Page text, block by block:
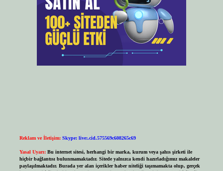
Reklam ve İletişim: Skype: live:.cid.575569c608265c69
Yasal Uyarı: Bu internet sitesi, herhangi bir marka, kurum veya şahıs şirketi ile
hiçbir bağlantısı bulunmamaktadır. Sitede yalnızca kendi hazırladığımız makaleler
paylaşılmaktadır. Burada yer alan içerikler haber niteliği taşımamakta olup, gerçek